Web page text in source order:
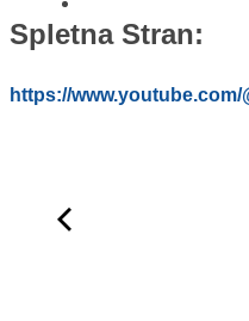
Spletna Stran:
https://